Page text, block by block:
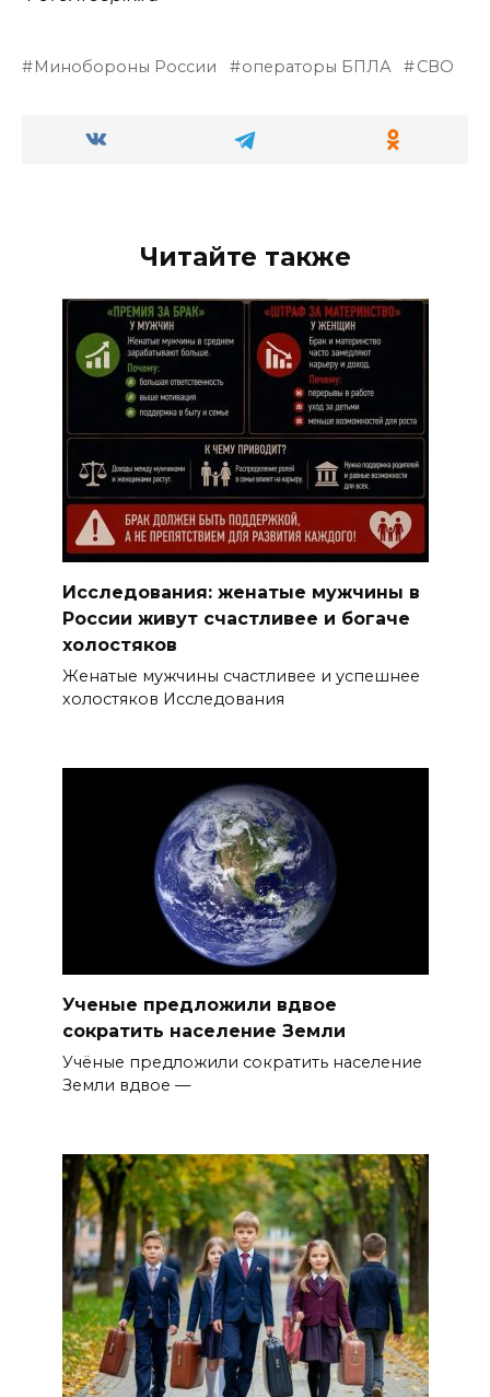
Минобороны России операторы БПЛА СВО
Читайте также
Исследования: женатые мужчины в
России живут счастливее и богаче
холостяков
Женатые мужчины счастливее и успешнее
холостяков Исследования
Ученые предложили вдвое
сократить население Земли
Учёные предложили сократить население
Земли вдвое —